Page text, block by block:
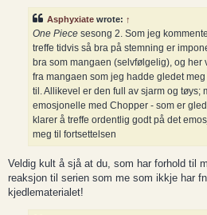
Asphyxiate wrote: ↑
One Piece sesong 2. Som jeg
treffe tidvis så bra på stemning er
bra som mangaen (selvfølgelig), og
fra mangaen som jeg hadde gledet
til. Allikevel er den full av sjarm og tøys;
emosjonelle med Chopper - som er
klarer å treffe ordentlig godt på det
meg til fortsettelsen
Veldig kult å sjå at du, som har forhold til
reaksjon til serien som me som ikkje har
kjedlematerialet!